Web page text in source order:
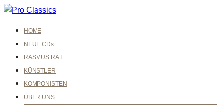
HOME
NEUE CDs
RASMUS RÄT
KÜNSTLER
KOMPONISTEN
ÜBER UNS